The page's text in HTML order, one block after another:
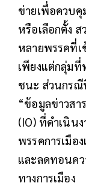
ข่ายเพื่อควบคุ
หรือเลือกตั้ง
หลายพรรคที่
เพียงแต่กลุ่มที่
ชนะ ส่วนกรณี
“ข้อมูลข่าวส
(IO) ที่ดำเนิน
พรรคการเมือ
และลดทอนค
ทางการเมือง